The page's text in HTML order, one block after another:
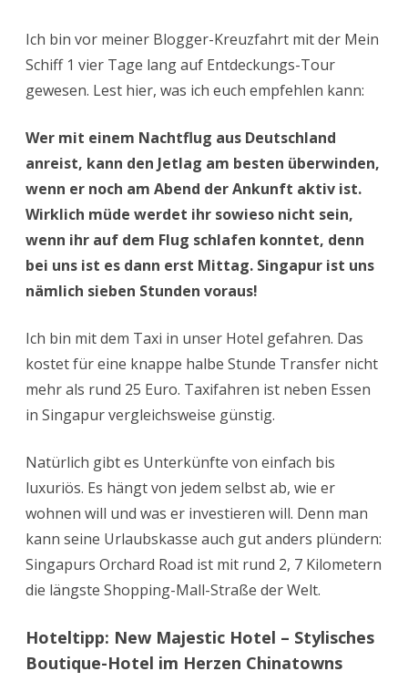
Ich bin vor meiner Blogger-Kreuzfahrt mit der Mein
Schiff 1 vier Tage lang auf Entdeckungs-Tour
gewesen. Lest hier, was ich euch empfehlen kann:
Wer mit einem Nachtflug aus Deutschland
anreist, kann den Jetlag am besten überwinden,
wenn er noch am Abend der Ankunft aktiv ist.
Wirklich müde werdet ihr sowieso nicht sein,
wenn ihr auf dem Flug schlafen konntet, denn
bei uns ist es dann erst Mittag. Singapur ist uns
nämlich sieben Stunden voraus!
Ich bin mit dem Taxi in unser Hotel gefahren. Das
kostet für eine knappe halbe Stunde Transfer nicht
mehr als rund 25 Euro. Taxifahren ist neben Essen
in Singapur vergleichsweise günstig.
Natürlich gibt es Unterkünfte von einfach bis
luxuriös. Es hängt von jedem selbst ab, wie er
wohnen will und was er investieren will. Denn man
kann seine Urlaubskasse auch gut anders plündern:
Singapurs Orchard Road ist mit rund 2, 7 Kilometern
die längste Shopping-Mall-Straße der Welt.
Hoteltipp: New Majestic Hotel – Stylisches
Boutique-Hotel im Herzen Chinatowns